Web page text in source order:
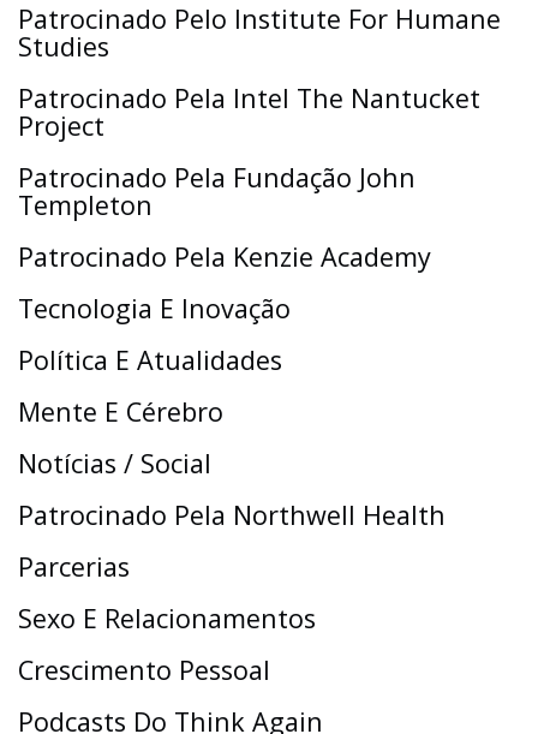
Patrocinado Pelo Institute For Humane
Studies
Patrocinado Pela Intel The Nantucket
Project
Patrocinado Pela Fundação John
Templeton
Patrocinado Pela Kenzie Academy
Tecnologia E Inovação
Política E Atualidades
Mente E Cérebro
Notícias / Social
Patrocinado Pela Northwell Health
Parcerias
Sexo E Relacionamentos
Crescimento Pessoal
Podcasts Do Think Again